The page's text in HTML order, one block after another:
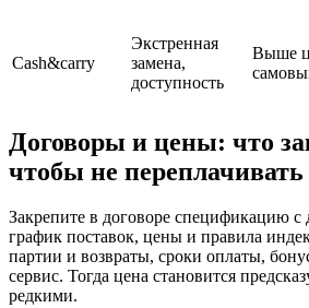
Cash&carry
Экстренная
замена,
доступность
Выше
Договоры и цены: что
чтобы не переплачивать
Закрепите в договоре спецификацию с
график поставок, цены и правила
партии и возвраты, сроки оплаты,
сервис. Тогда цена становится
редкими.